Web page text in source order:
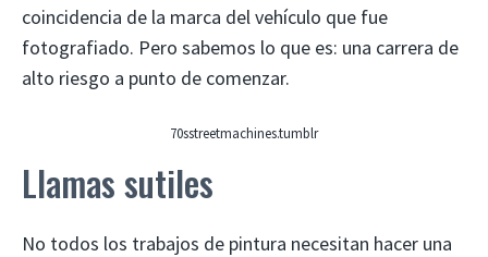
coincidencia de la marca del vehículo que fue
fotografiado. Pero sabemos lo que es: una carrera de
alto riesgo a punto de comenzar.
70sstreetmachines.tumblr
Llamas sutiles
No todos los trabajos de pintura necesitan hacer una